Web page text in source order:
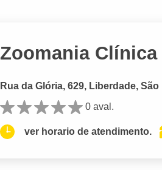
Zoomania
Rua da Glória, 629, Liberdade, São
0 aval.
ver horario de atendimento.